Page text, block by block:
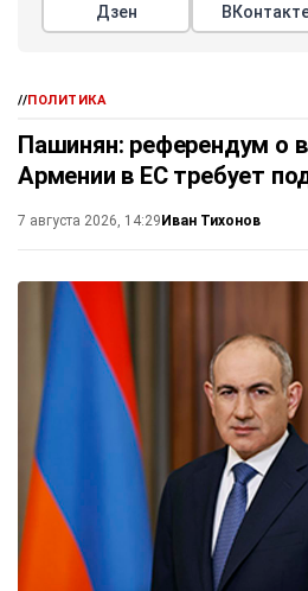
Дзен
//ПОЛИТИКА
Пашинян: референдум о
Армении в ЕС требует
7 августа 2026, 14:29Иван Тихонов